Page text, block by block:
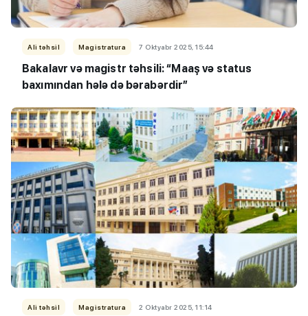
Ali təhsil Magistratura 7 Oktyabr 2025, 15:44
Bakalavr və magistr təhsili: “Maaş və status
baxımından hələ də bərabərdir”
Ali təhsil Magistratura 2 Oktyabr 2025, 11:14